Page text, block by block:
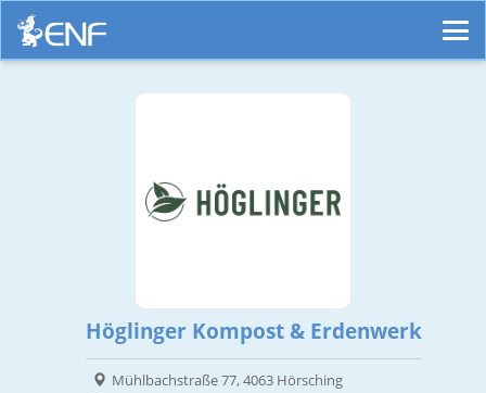
Höglinger Kompost & Erdenwerk
Mühlbachstraße 77, 4063 Hörsching